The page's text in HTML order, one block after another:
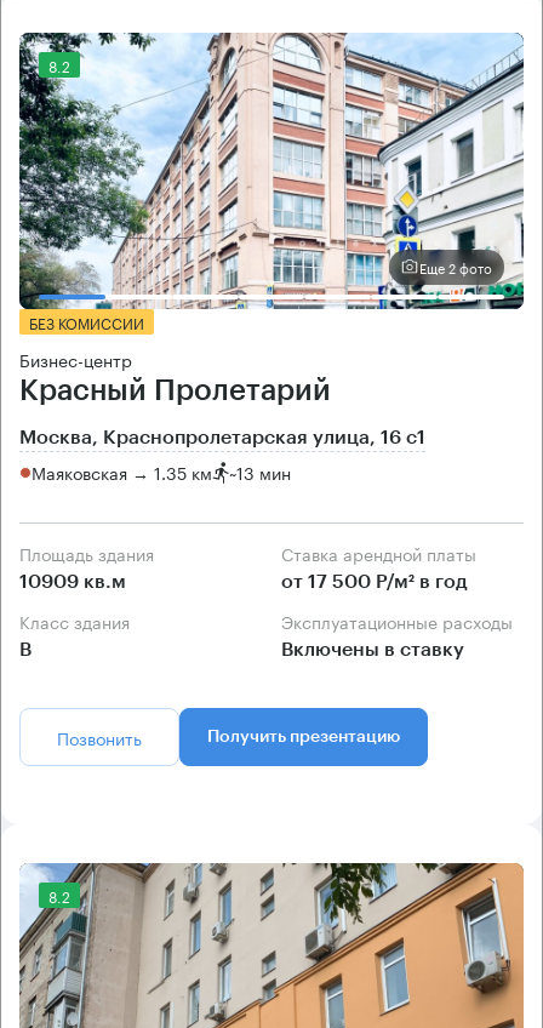
8.2
Еще 2 фото
БЕЗ КОМИССИИ
Бизнес-центр
Красный Пролетарий
Москва, Краснопролетарская улица, 16 с1
Маяковская → 1.35 км ~13 мин
Площадь здания
10909 кв.м
Ставка арендной платы
от 17 500 Р/м² в год
Класс здания
B
Эксплуатационные расходы
Включены в ставку
Позвонить Получить презентацию
8.2